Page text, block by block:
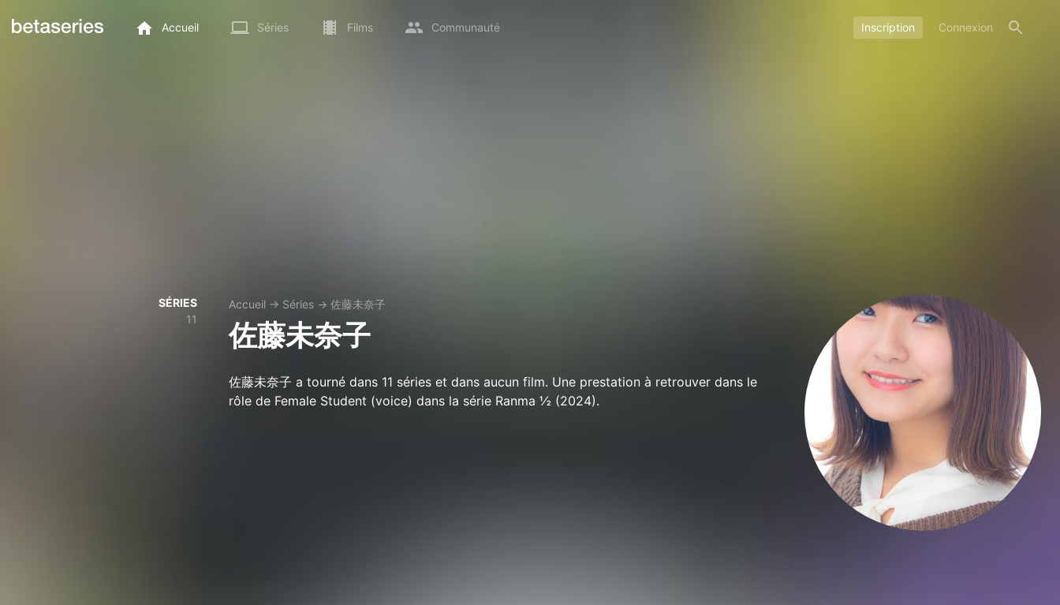
Accueil Séries Films Communauté Inscription Connexion
SÉRIES
11
Accueil → Séries → 佐藤未奈子
佐藤未奈子
佐藤未奈子 a tourné dans 11 séries et dans aucun film. Une prestation à retrouver dans le
rôle de Female Student (voice) dans la série Ranma ½ (2024).